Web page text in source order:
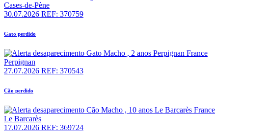
Cases-de-Pène
30.07.2026 REF: 370759
Gato perdido
Perpignan
27.07.2026 REF: 370543
Cão perdido
Le Barcarès
17.07.2026 REF: 369724